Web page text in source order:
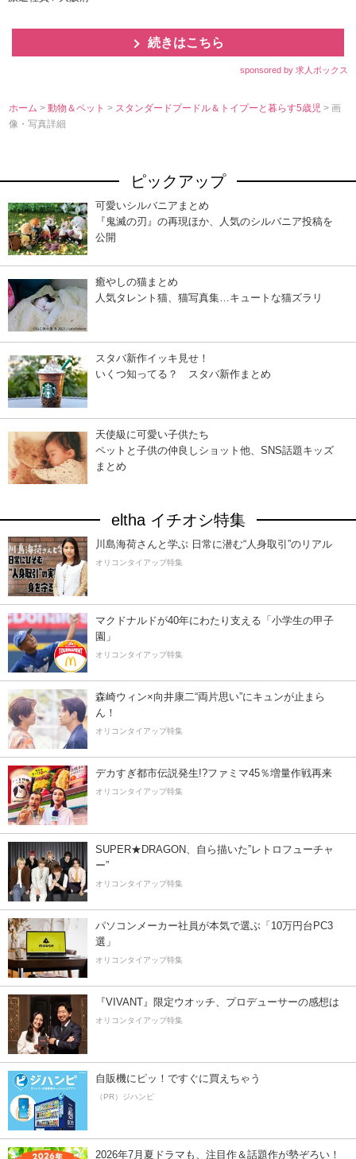
続きはこちら
sponsored by 求人ボックス
ホーム >動物＆ペット> スタンダードプードル＆トイプーと暮らす5歳児> 画
像・写真詳細
ピックアップ
可愛いシルバニアまとめ
『鬼滅の刃』の再現ほか、人気のシルバニア投稿を
公開
癒やしの猫まとめ
人気タレント猫、猫写真集…キュートな猫ズラリ
スタバ新作イッキ見せ！
いくつ知ってる？ スタバ新作まとめ
天使級に可愛い子供たち
ペットと子供の仲良しショット他、SNS話題キッズ
まとめ
eltha イチオシ特集
川島海荷さんと学ぶ 日常に潜む“人身取引”のリアル
オリコンタイアップ特集
マクドナルドが40年にわたり支える「小学生の甲子
園」
オリコンタイアップ特集
森崎ウィン×向井康二“両片思い”にキュンが止まら
ん！
オリコンタイアップ特集
デカすぎ都市伝説発生!?ファミマ45％増量作戦再来
オリコンタイアップ特集
SUPER★DRAGON、自ら描いた”レトロフューチャ
ー”
オリコンタイアップ特集
パソコンメーカー社員が本気で選ぶ「10万円台PC3
選」
オリコンタイアップ特集
『VIVANT』限定ウオッチ、プロデューサーの感想は
オリコンタイアップ特集
自販機にピッ！ですぐに買えちゃう
（PR）ジハンピ
2026年7月夏ドラマも、注目作＆話題作が勢ぞろい！